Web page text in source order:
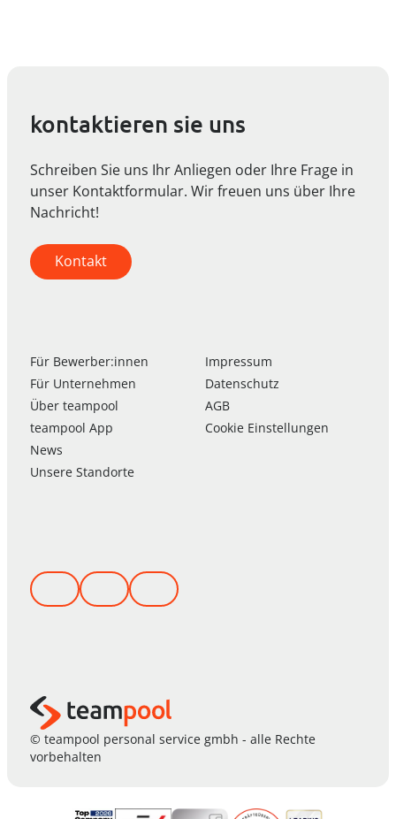
kontaktieren sie uns
Schreiben Sie uns Ihr Anliegen oder Ihre Frage in
unser Kontaktformular. Wir freuen uns über Ihre
Nachricht!
Kontakt
Für Bewerber:innen
Für Unternehmen
Überteampool
teampool App
News
Unsere Standorte
Impressum
Datenschutz
AGB
Cookie Einstellungen
© teampool personal service gmbh - alle Rechte
vorbehalten